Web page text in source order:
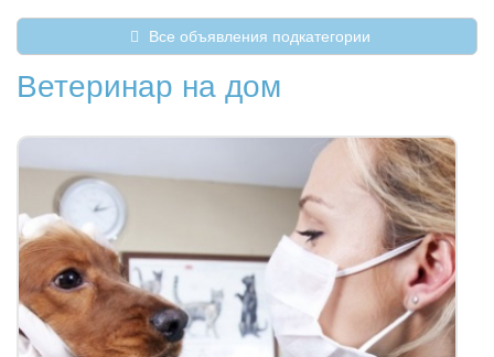
Все объявления подкатегории
Ветеринар на дом